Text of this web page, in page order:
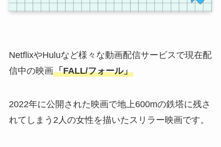
NetflixやHuluなど様々な動画配信サービスで現在配
信中の映画「FALL/フォール」
2022年に公開された映画で地上600mの鉄塔に残さ
れてしまう2人の女性を描いたスリラー映画です。